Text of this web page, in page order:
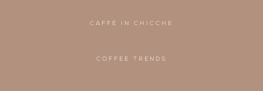
CAFFÈ IN CHICCHE
COFFEE TRENDS